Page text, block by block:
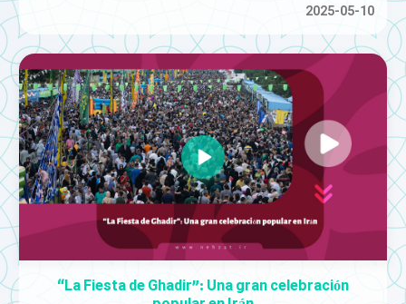
2025-05-10
“La Fiesta de Ghadir”: Una gran celebración